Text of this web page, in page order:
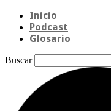
Inicio
Podcast
Glosario
Buscar